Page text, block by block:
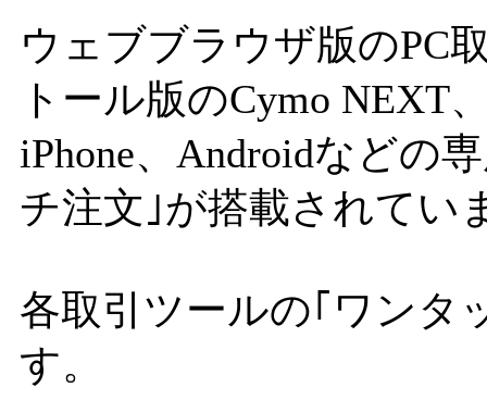
ウェブブラウザ版のPC
トール版のCymo NEXT
iPhone、Androidなどの
チ注文｣が搭載されてい
各取引ツールの｢ワンタ
す。